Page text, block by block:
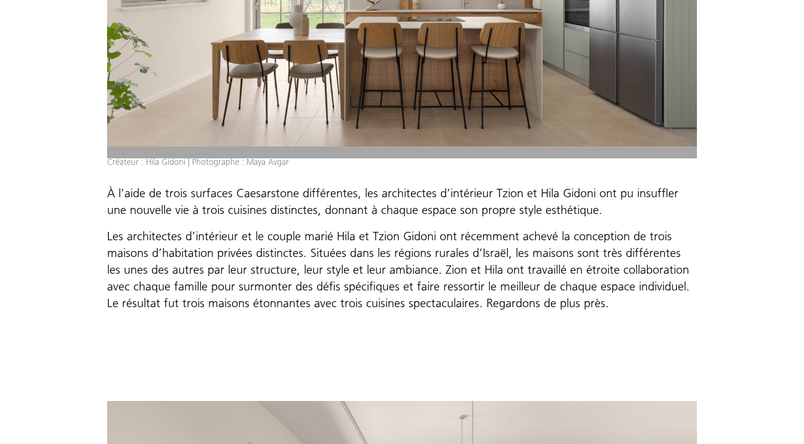
Créateur : Hila Gidoni | Photographe : Maya Avgar
À l’aide de trois surfaces Caesarstone différentes, les architectes d’intérieur Tzion et Hila Gidoni ont pu insuffler
une nouvelle vie à trois cuisines distinctes, donnant à chaque espace son propre style esthétique.
Les architectes d’intérieur et le couple marié Hila et Tzion Gidoni ont récemment achevé la conception de trois
maisons d’habitation privées distinctes. Situées dans les régions rurales d’Israël, les maisons sont très différentes
les unes des autres par leur structure, leur style et leur ambiance. Zion et Hila ont travaillé en étroite collaboration
avec chaque famille pour surmonter des défis spécifiques et faire ressortir le meilleur de chaque espace individuel.
Le résultat fut trois maisons étonnantes avec trois cuisines spectaculaires. Regardons de plus près.
Galerie